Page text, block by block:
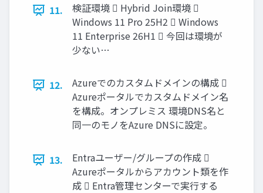
11.
検証環境  Hybrid Join環境 
Windows 11 Pro 25H2  Windows
11 Enterprise 26H1  今回は環境が
少ない…
12.
Azureでのカスタムドメインの構成 
Azureポータルでカスタムドメイン名
を構成。オンプレミス 環境DNS名と
同一のモノをAzure DNSに設定。
13.
Entraユーザー/グループの作成 
Azureポータルからアカウント類を作
成  Entra管理センターで実行する